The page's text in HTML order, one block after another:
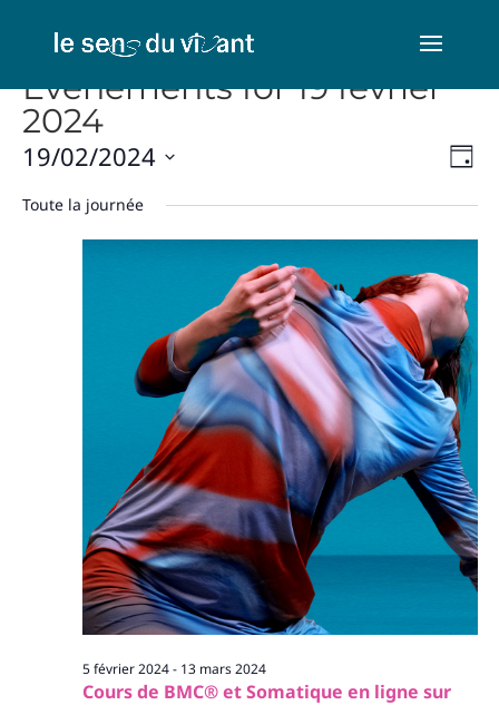
Évènements for 19 février
2024
de
Jour
19/02/2024
une
Toute la journée
Cours de BMC® et Somatique en ligne sur
5 février 2024- 13 mars 2024